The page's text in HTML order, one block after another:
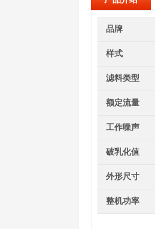
品牌
样式
滤料类型
额定流量
工作噪声
破乳化值
外形尺寸
整机功率